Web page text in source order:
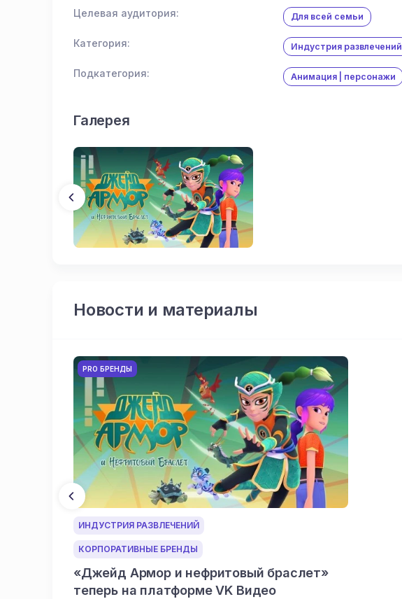
Целевая аудитория: Для всей семьи
Категория: Индустрия развлечений
Подкатегория: Анимация | персонажи
Галерея
Новости и материалы
PRO БРЕНДЫ
ИНДУСТРИЯ РАЗВЛЕЧЕНИЙ
КОРПОРАТИВНЫЕ БРЕНДЫ
«Джейд Армор и нефритовый браслет»
теперь на платформе VK Видео